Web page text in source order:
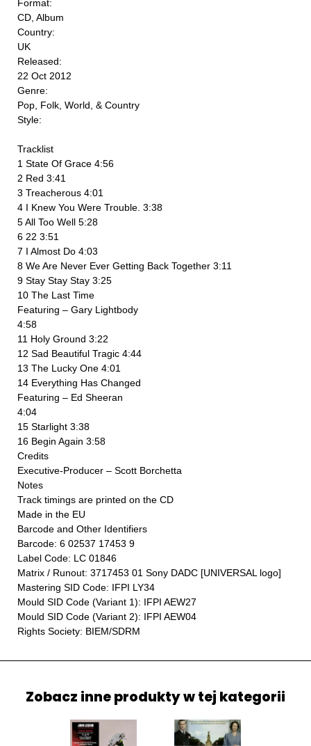
Format:
CD, Album
Country:
UK
Released:
22 Oct 2012
Genre:
Pop, Folk, World, & Country
Style:
Tracklist
1 State Of Grace 4:56
2 Red 3:41
3 Treacherous 4:01
4 I Knew You Were Trouble. 3:38
5 All Too Well 5:28
6 22 3:51
7 I Almost Do 4:03
8 We Are Never Ever Getting Back Together 3:11
9 Stay Stay Stay 3:25
10 The Last Time
Featuring – Gary Lightbody
4:58
11 Holy Ground 3:22
12 Sad Beautiful Tragic 4:44
13 The Lucky One 4:01
14 Everything Has Changed
Featuring – Ed Sheeran
4:04
15 Starlight 3:38
16 Begin Again 3:58
Credits
Executive-Producer – Scott Borchetta
Notes
Track timings are printed on the CD
Made in the EU
Barcode and Other Identifiers
Barcode: 6 02537 17453 9
Label Code: LC 01846
Matrix / Runout: 3717453 01 Sony DADC [UNIVERSAL logo]
Mastering SID Code: IFPI LY34
Mould SID Code (Variant 1): IFPI AEW27
Mould SID Code (Variant 2): IFPI AEW04
Rights Society: BIEM/SDRM
Zobacz inne produkty w tej kategorii